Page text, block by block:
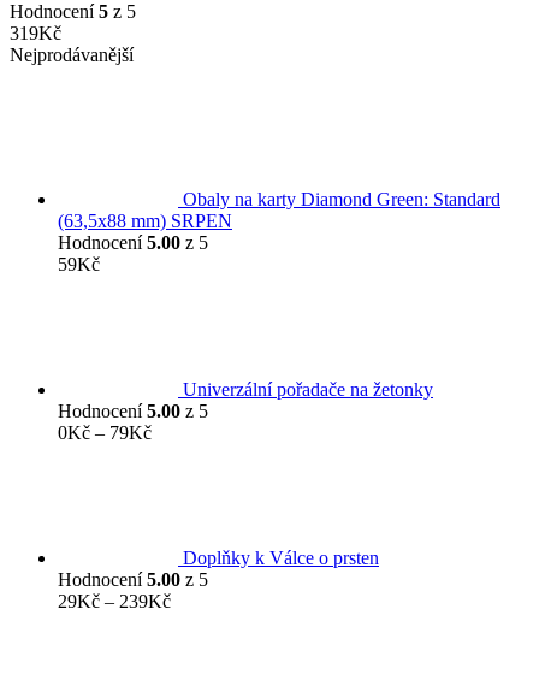
variant.
Možnosti
lze
Hodnocení5 z 5
319Kč
Nejprodávanější
Obaly na karty Diamond Green: Standard
(63,5x88 mm) SRPEN
Hodnocení5.00 z 5
59Kč
Univerzální pořadače na žetonky
Hodnocení5.00 z 5
0Kč – 79KčRozpětí
Doplňky k Válce o prsten
Hodnocení5.00 z 5
29Kč – 239KčRozpětí